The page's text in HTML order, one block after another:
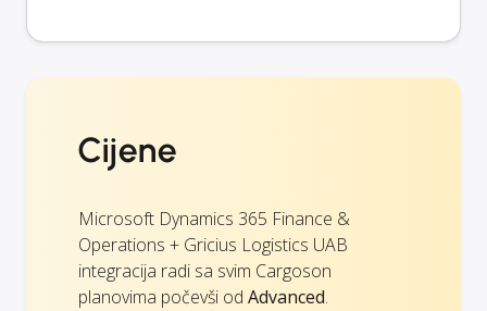
Cijene
Microsoft Dynamics 365 Finance &
Operations + Gricius Logistics UAB
integracija radi sa svim Cargoson
planovima počevši od Advanced.